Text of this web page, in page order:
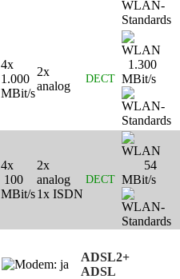
4x
1.000
MBit/s
2x
analog
DECT
1.300
MBit/s
4x
100
MBit/s
2x
analog
1x ISDN
DECT
54
MBit/s
ADSL2+
ADSL